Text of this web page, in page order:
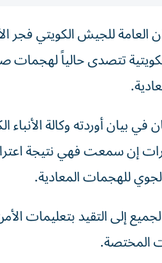
العامة للجيش الكويتي فجر
تتصدى حالياً لهجمات
في بيان أوردته وكالة الأنباء
إن سمعت فهي نتيجة
للهجمات المعادية.
إلى التقيد بتعليمات
المختصة.